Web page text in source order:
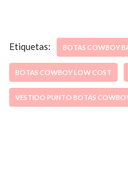
Etiquetas: BOTAS COWBOY
BOTAS COWBOY LOW COST
VESTIDO PUNTO BOTAS